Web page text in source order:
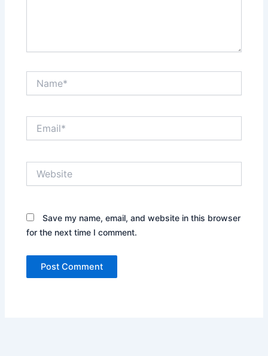
Save my name, email, and website in this browser
for the next time I comment.